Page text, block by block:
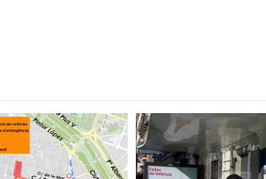
Adelantan los cambios en el tiempo a partir del